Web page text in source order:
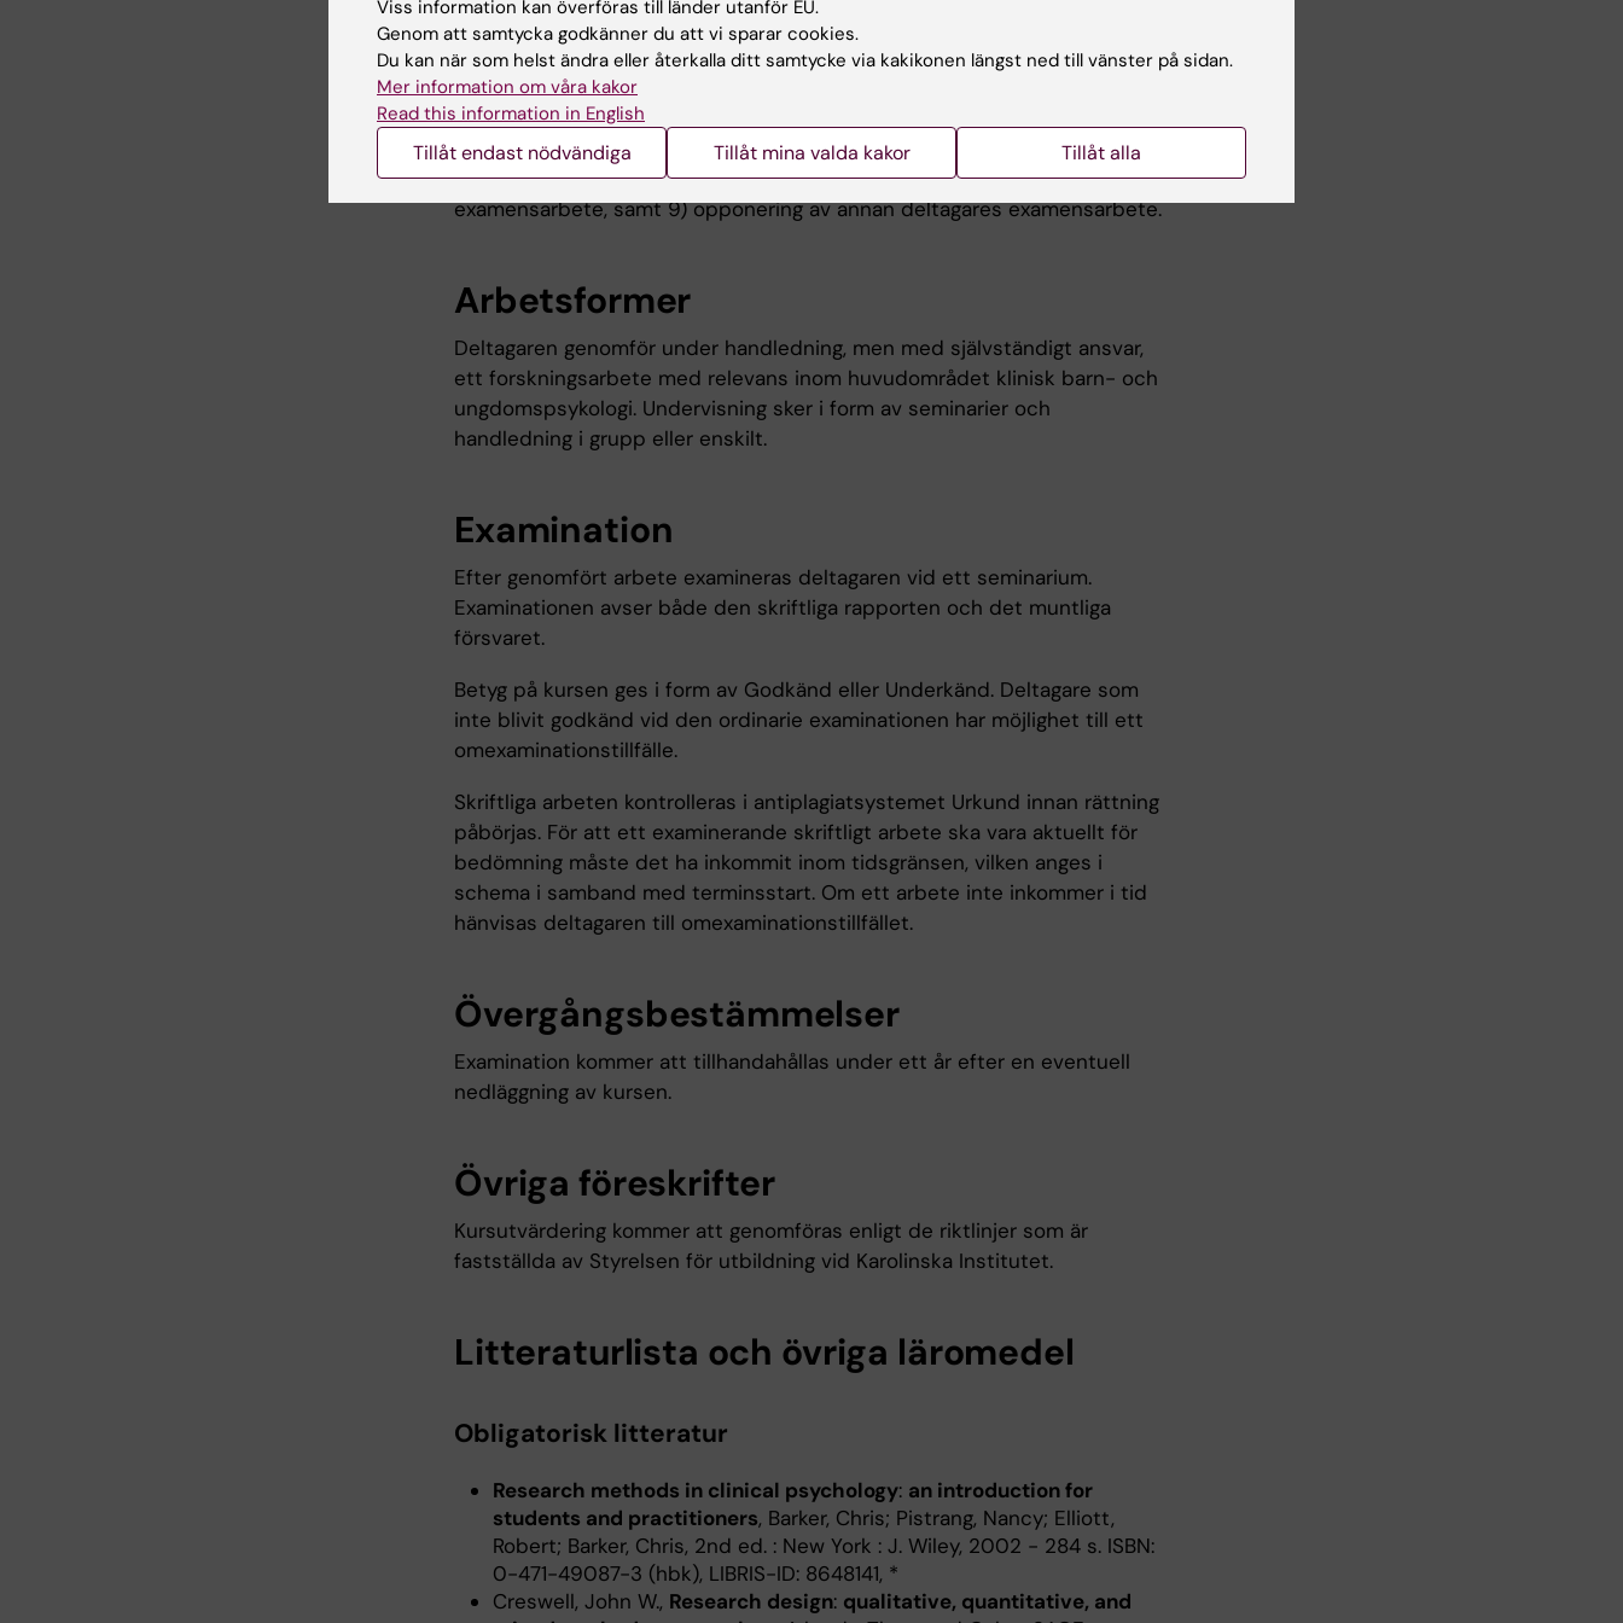
Kursen bygger genom praktisk tillämpning vidare på kunskap som har
förvärvats under tidigare terminer, med fokus på 1) identifiering och
avgränsning av relevant forskningsfråga, 2) forskningsetiska överväganden,
3) forskningsdesign, 4) systematisk sökning och kritisk granskning av
information, 5) datainsamling och dataanalys, 6) resultatsammanställning,
7) författande av vetenskapligt arbete, 8) presentation och försvar av
examensarbete, samt 9) opponering av annan deltagares examensarbete.
Arbetsformer
Deltagaren genomför under handledning, men med självständigt ansvar,
ett forskningsarbete med relevans inom huvudområdet klinisk barn- och
ungdomspsykologi. Undervisning sker i form av seminarier och
handledning i grupp eller enskilt.
Examination
Efter genomfört arbete examineras deltagaren vid ett seminarium.
Examinationen avser både den skriftliga rapporten och det muntliga
försvaret.
Betyg på kursen ges i form av Godkänd eller Underkänd. Deltagare som
inte blivit godkänd vid den ordinarie examinationen har möjlighet till ett
omexaminationstillfälle.
Skriftliga arbeten kontrolleras i antiplagiatsystemet Urkund innan rättning
påbörjas. För att ett examinerande skriftligt arbete ska vara aktuellt för
bedömning måste det ha inkommit inom tidsgränsen, vilken anges i
schema i samband med terminsstart. Om ett arbete inte inkommer i tid
hänvisas deltagaren till omexaminationstillfället.
Övergångsbestämmelser
Examination kommer att tillhandahållas under ett år efter en eventuell
nedläggning av kursen.
Övriga föreskrifter
Kursutvärdering kommer att genomföras enligt de riktlinjer som är
fastställda av Styrelsen för utbildning vid Karolinska Institutet.
Litteraturlista och övriga läromedel
Obligatorisk litteratur
Research methods in clinical psychology: an introduction for
students and practitioners, Barker, Chris; Pistrang, Nancy; Elliott,
Robert; Barker, Chris, 2nd ed. : New York : J. Wiley, 2002 - 284 s. ISBN:
0-471-49087-3 (hbk), LIBRIS-ID: 8648141, *
Creswell, John W., Research design: qualitative, quantitative, and
Viss information kan överföras till länder utanför EU.
Genom att samtycka godkänner du att vi sparar cookies.
Du kan när som helst ändra eller återkalla ditt samtycke via kakikonen längst ned till vänster på sidan.
Mer information om våra kakor
Read this information in English
Tillåt endast nödvändiga Tillåt mina valda kakor Tillåt alla